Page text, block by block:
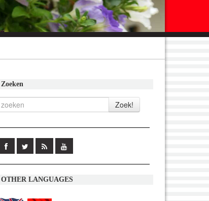
Zoeken
OTHER LANGUAGES